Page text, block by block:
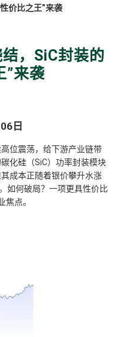
价比之王”来袭
，SiC封装的
”来袭
日
位震荡，给下游产业链带
化硅（SiC）功率封装模块
成本正随着银价攀升水涨
如何破局？一项更具性价比
点。